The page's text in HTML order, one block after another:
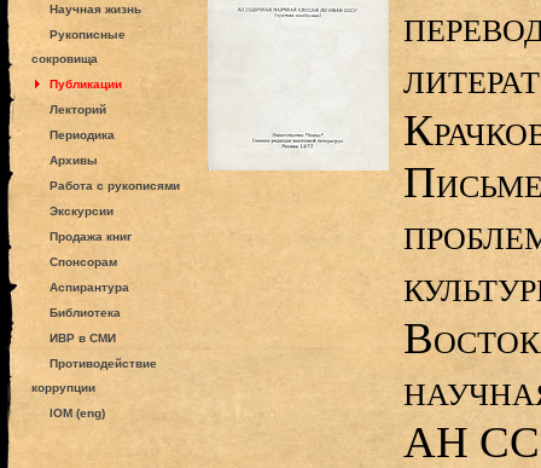
Научная жизнь
Рукописные
сокровища
Публикации
Лекторий
Периодика
Архивы
Работа с рукописями
Экскурсии
Продажа книг
Спонсорам
Аспирантура
Библиотека
ИВР в СМИ
Противодействие
коррупции
IOM (eng)
АН